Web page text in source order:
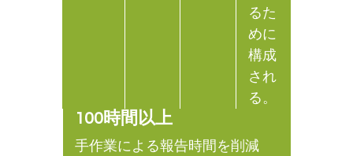
るた
めに
構成
され
る。
100時間以上
手作業による報告時間を削減